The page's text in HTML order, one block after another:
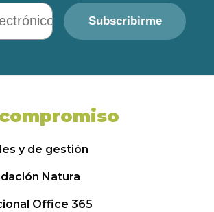
Subscribirme
y de gestión
Natura
Office 365